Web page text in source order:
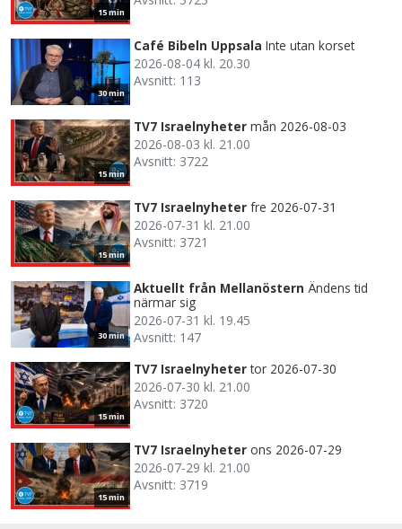
15 min
30 min
Café Bibeln Uppsala Inte utan korset
2026-08-04 kl. 20.30
Avsnitt: 113
15 min
TV7 Israelnyheter mån 2026-08-03
2026-08-03 kl. 21.00
Avsnitt: 3722
15 min
TV7 Israelnyheter fre 2026-07-31
2026-07-31 kl. 21.00
Avsnitt: 3721
30 min
Aktuellt från Mellanöstern Ändens tid
närmar sig
2026-07-31 kl. 19.45
Avsnitt: 147
15 min
TV7 Israelnyheter tor 2026-07-30
2026-07-30 kl. 21.00
Avsnitt: 3720
15 min
TV7 Israelnyheter ons 2026-07-29
2026-07-29 kl. 21.00
Avsnitt: 3719